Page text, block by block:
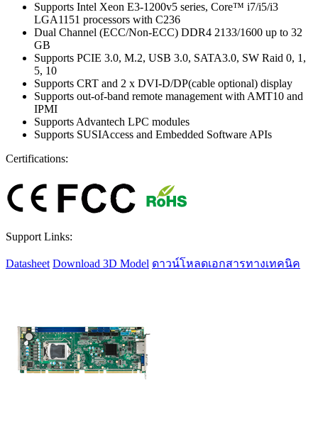
Supports Intel Xeon E3-1200v5 series, Core™ i7/i5/i3
LGA1151 processors with C236
Dual Channel (ECC/Non-ECC) DDR4 2133/1600 up to 32
GB
Supports PCIE 3.0, M.2, USB 3.0, SATA3.0, SW Raid 0, 1,
5, 10
Supports CRT and 2 x DVI-D/DP(cable optional) display
Supports out-of-band remote management with AMT10 and
IPMI
Supports Advantech LPC modules
Supports SUSIAccess and Embedded Software APIs
Certifications:
Support Links:
Datasheet Download 3D Model ดาวน์โหลดเอกสารทางเทคนิค